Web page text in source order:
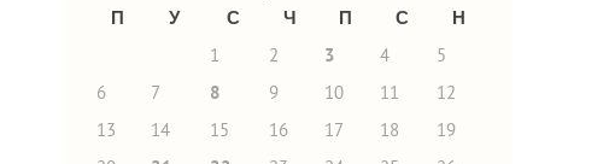
П У С Ч П С
Н
1
2 3 4
5
6
7 8 9 10 11
12
13
14 15 16 17 18
19